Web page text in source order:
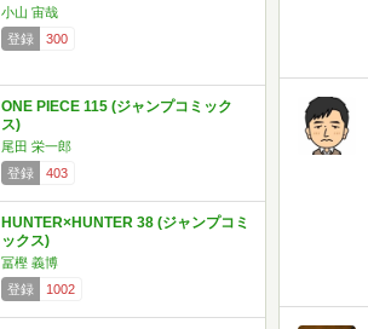
小山 宙哉
登録
300
ONE PIECE 115 (ジャンプコミック
ス)
尾田 栄一郎
登録
403
HUNTER×HUNTER 38 (ジャンプコミ
ックス)
冨樫 義博
登録
1002